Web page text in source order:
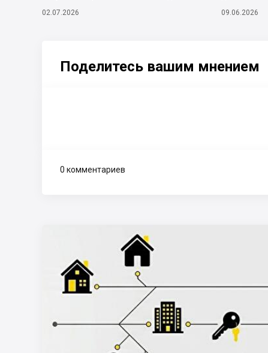
02.07.2026 09.06.2026
Поделитесь вашим мнением
0 комментариев